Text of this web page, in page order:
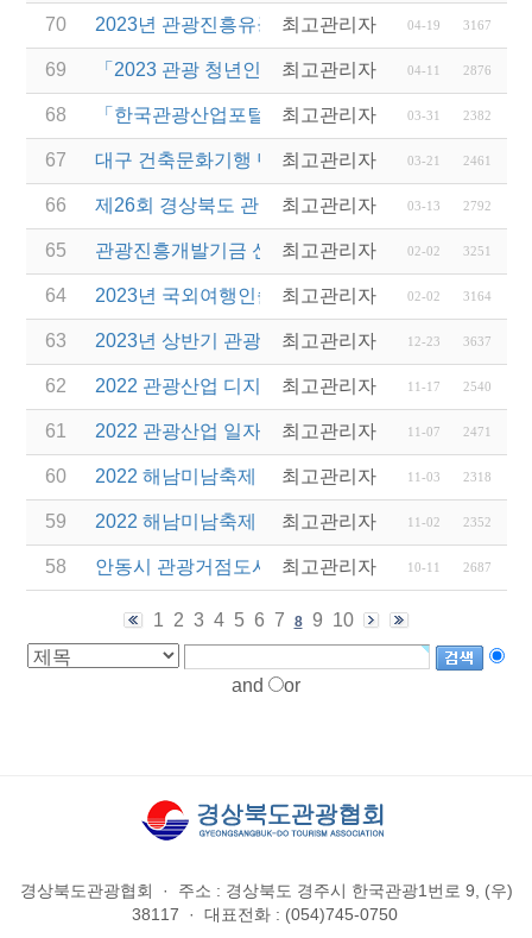
70 2023년 관광진흥유공자 정부 포상 대상자 추천 공고
최고관리자 04-19 3167
69 「2023 관광 청년인턴제 지원 사업」 참여 사업체
최고관리자 04-11 2876
68 「한국관광산업포털(투어라즈)」 시범운영 안내
최고관리자 03-31 2382
67 대구 건축문화기행 단체투어 여행사 모집 공고
최고관리자 03-21 2461
66 제26회 경상북도 관광기념품 공모전 개최 공고
최고관리자 03-13 2792
65 관광진흥개발기금 신용보증부 운영자금 특별융자
최고관리자 02-02 3251
64 2023년 국외여행인솔자(T/C) 2차 소양교육 안내
최고관리자 02-02 3164
63 2023년 상반기 관광진흥개발기금 융자 시행 안내
최고관리자 12-23 3637
62 2022 관광산업 디지털혁신 포럼 안내
최고관리자 11-17 2540
61 2022 관광산업 일자리박람회 개최 안내
최고관리자 11-07 2471
60 2022 해남미남축제 연계 차량비 지원 사업 변경 안내
최고관리자 11-03 2318
59 2022 해남미남축제 연계 차량비 지원 사업 안내
최고관리자 11-02 2352
58 안동시 관광거점도시 육성사업 「매출향상을 위한
최고관리자 10-11 2687
1 2 3 4 5 6 7 8 9 10
and or
경상북도관광협회 ·
주소 : 경상북도 경주시 한국관광1번로 9, (우)
38117
· 대표전화 : (054)745-0750